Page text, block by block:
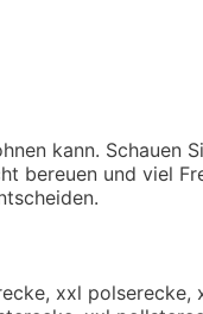
kann. Schauen
bereuen und viel
xxl